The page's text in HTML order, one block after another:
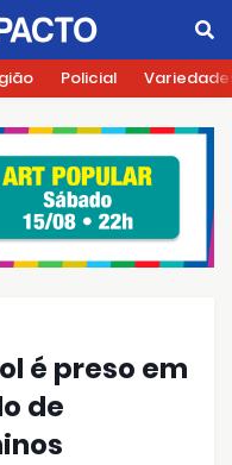
Policial
é preso em
de